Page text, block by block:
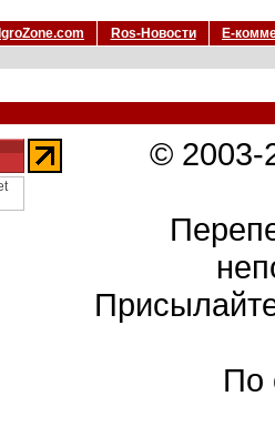
IgroZone.com Ros-Новости
Е-
©
По